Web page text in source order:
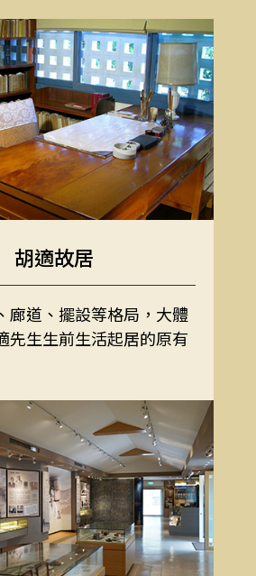
胡適故居
廊道、擺設等格局，大體
先生生前生活起居的原有